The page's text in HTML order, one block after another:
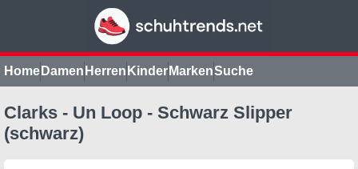
Home Damen Herren Kinder MarkenSuche
Clarks - Un Loop - Schwarz Slipper
(schwarz)